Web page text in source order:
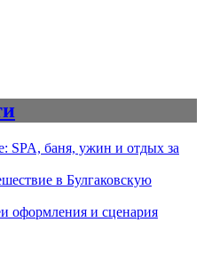
SPA, баня, ужин и отдых за
в Булгаковскую
оформления и сценария